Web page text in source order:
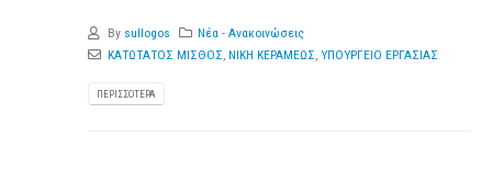
By sullogos
Νέα - Ανακοινώσεις
ΚΑΤΩΤΑΤΟΣ ΜΙΣΘΟΣ, ΝΙΚΗ ΚΕΡΑΜΕΩΣ, ΥΠΟΥΡΓΕΙΟ ΕΡΓΑΣΙΑΣ
ΠΕΡΙΣΣΌΤΕΡΑ